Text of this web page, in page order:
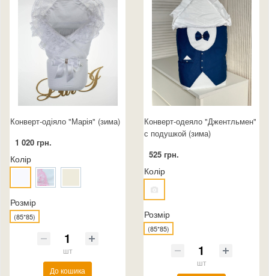
Конверт-одіяло "Марія" (зима)
1 020 грн.
Колір
Розмір
(85*85)
шт
До кошика
Конверт-одеяло "Джентльмен"
с подушкой (зима)
525 грн.
Колір
Розмір
(85*85)
шт